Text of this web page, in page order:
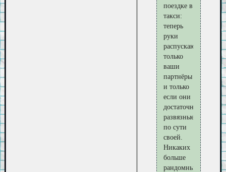
поездке в
такси:
теперь
руки
распускают
только
ваши
партнёры
и только
если они
достаточно
развязные
по сути
своей.
Никаких
больше
рандомных